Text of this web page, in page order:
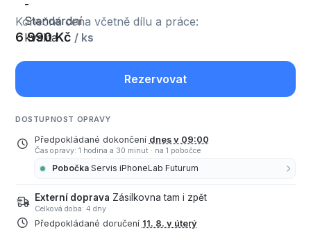
Konečná cena včetně dílu a práce:
6 990 Kč / ks
Rezervovat
DOSTUPNOST OPRAVY
Předpokládané dokončení dnes v 09:00
Čas opravy: 1 hodina a 30 minut · na 1 pobočce
Pobočka Servis iPhoneLab Futurum
Externí doprava Zásilkovna tam i zpět
Celková doba: 4 dny
Předpokládané doručení 11. 8. v úterý